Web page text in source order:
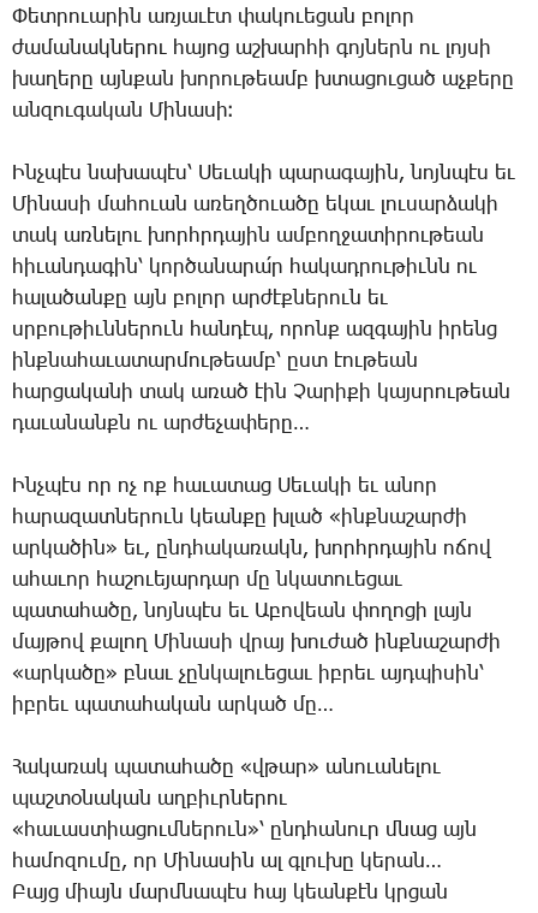
Փետ­րո­ւա­րին առ­յա­ւէտ փա­կո­ւե­ցան բո­լոր
ժա­մա­նակ­նե­րու հա­յոց աշ­խար­հի գոյ­ներն ու լոյ­սի
խա­ղե­րը այն­քան խո­րու­թեամբ խտա­ցու­ցած աչ­քե­րը
ան­զու­գա­կան ­Մի­նա­սի։
Ինչ­պէս նա­խա­պէս՝ ­Սե­ւա­կի պա­րա­գա­յին, նոյն­պէս եւ
­Մի­նա­սի մա­հո­ւան ա­ռեղ­ծո­ւա­ծը ե­կաւ լու­սար­ձա­կի
տակ առ­նե­լու խորհր­դա­յին ամ­բող­ջա­տի­րու­թեան
հի­ւան­դա­գին՝ կոր­ծա­նա­րա՛ր հա­կադ­րու­թիւնն ու
հա­լա­ծան­քը այն բո­լոր ար­ժէք­նե­րուն եւ
սրբու­թիւն­նե­րուն հան­դէպ, ո­րոնք ազ­գա­յին ի­րենց
ինք­նա­հա­ւա­տար­մու­թեամբ՝ ըստ էու­թեան
հար­ցա­կա­նի տակ ա­ռած էին ­Չա­րի­քի կայս­րու­թեան
դա­ւա­նանքն ու ար­ժե­չա­փե­րը…
Ինչ­պէս որ ոչ ոք հա­ւա­տաց ­Սե­ւա­կի եւ ա­նոր
հա­րա­զատ­նե­րուն կեան­քը խլած «ինք­նա­շար­ժի
ար­կա­ծին» եւ, ընդ­հա­կա­ռակն, խորհր­դա­յին ո­ճով
ա­հա­ւոր հա­շո­ւե­յար­դար մը նկա­տո­ւե­ցաւ
պա­տա­հա­ծը, նոյն­պէս եւ Ա­բո­վեան փո­ղո­ցի լայն
մայ­թով քա­լող ­Մի­նա­սի վրայ խու­ժած ինք­նա­շար­ժի
«ար­կա­ծը» բնաւ չըն­կա­լո­ւե­ցաւ իբ­րեւ այդ­պի­սին՝
իբ­րեւ պա­տա­հա­կան ար­կած մը…
Հա­կա­ռակ պա­տա­հա­ծը «վթար» ա­նո­ւա­նե­լու
պաշ­տօ­նա­կան աղ­բիւր­նե­րու
«հա­ւաս­տիա­ցում­նե­րուն»՝ ընդ­հա­նուր մնաց այն
հա­մո­զու­մը, որ ­Մի­նա­սին ալ գլու­խը կե­րան…
Բայց միայն մարմ­նա­պէս հայ կեան­քէն կրցան